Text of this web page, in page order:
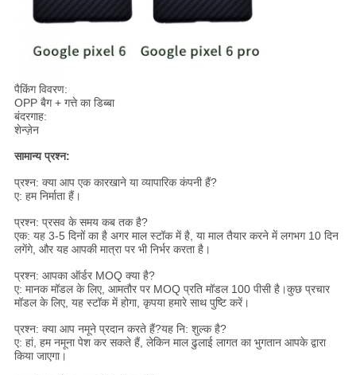
पैकिंग विवरण:
OPP बैग + गत्ते का डिब्बा
बंदरगाह:
शेन्ज़ेन
सामान्य प्रश्न:
प्रश्न: क्या आप एक कारखाने या व्यापारिक कंपनी हैं?
ए: हम निर्माता हैं।
प्रश्न: प्रसव के समय कब तक है?
एक: यह 3-5 दिनों का है अगर माल स्टॉक में है, या माल तैयार करने में लगभग 10 दिन
लगेंगे, और यह आपकी मात्रा पर भी निर्भर करता है।
प्रश्न: आपका ऑर्डर MOQ क्या है?
ए: मानक मॉडल के लिए, आमतौर पर MOQ प्रति मॉडल 100 पीसी है।कुछ प्रचार
मॉडल के लिए, यह स्टॉक में होगा, कृपया हमारे साथ पुष्टि करें।
प्रश्न: क्या आप नमूने प्रदान करते हैं?यह नि: शुल्क है?
ए: हां, हम नमूना पेश कर सकते हैं, लेकिन माल ढुलाई लागत का भुगतान आपके द्वारा
किया जाएगा।